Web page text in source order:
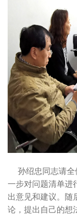
孙绍忠同志请全
一步对问题清单进
出意见和建议。随
论，提出自己的想